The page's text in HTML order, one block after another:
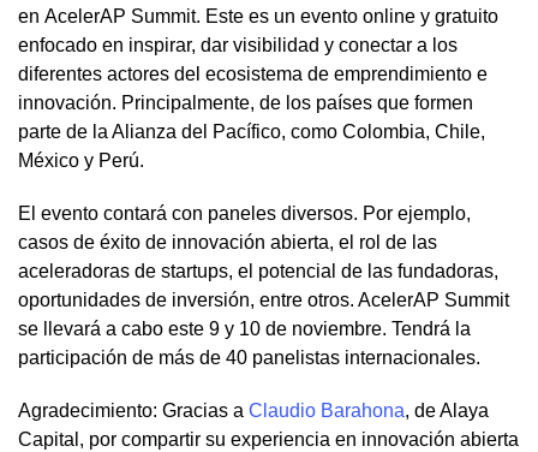
en AcelerAP Summit. Este es un evento online y gratuito
enfocado en inspirar, dar visibilidad y conectar a los
diferentes actores del ecosistema de emprendimiento e
innovación. Principalmente, de los países que formen
parte de la Alianza del Pacífico, como Colombia, Chile,
México y Perú.
El evento contará con paneles diversos. Por ejemplo,
casos de éxito de innovación abierta, el rol de las
aceleradoras de startups, el potencial de las fundadoras,
oportunidades de inversión, entre otros. AcelerAP Summit
se llevará a cabo este 9 y 10 de noviembre. Tendrá la
participación de más de 40 panelistas internacionales.
Agradecimiento: Gracias a Claudio Barahona, de Alaya
Capital, por compartir su experiencia en innovación abierta